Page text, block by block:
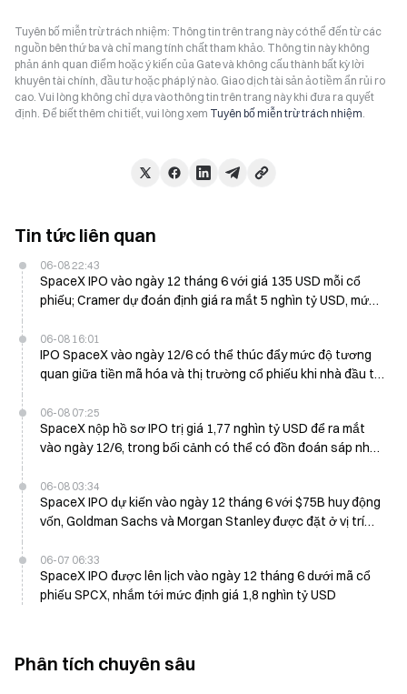
Tuyên bố miễn trừ trách nhiệm: Thông tin trên trang này có thể đến từ các
nguồn bên thứ ba và chỉ mang tính chất tham khảo. Thông tin này không
phản ánh quan điểm hoặc ý kiến của Gate và không cấu thành bất kỳ lời
khuyên tài chính, đầu tư hoặc pháp lý nào. Giao dịch tài sản ảo tiềm ẩn rủi ro
cao. Vui lòng không chỉ dựa vào thông tin trên trang này khi đưa ra quyết
định. Để biết thêm chi tiết, vui lòng xem Tuyên bố miễn trừ trách nhiệm.
Tin tức liên quan
06-08 22:43
SpaceX IPO vào ngày 12 tháng 6 với giá 135 USD mỗi cổ
phiếu; Cramer dự đoán định giá ra mắt 5 nghìn tỷ USD, mức
06-08 16:01
IPO SpaceX vào ngày 12/6 có thể thúc đẩy mức độ tương
quan giữa tiền mã hóa và thị trường cổ phiếu khi nhà đầu tư
06-08 07:25
SpaceX nộp hồ sơ IPO trị giá 1,77 nghìn tỷ USD để ra mắt
vào ngày 12/6, trong bối cảnh có thể có đồn đoán sáp nhập
06-08 03:34
SpaceX IPO dự kiến vào ngày 12 tháng 6 với $75B huy động
vốn, Goldman Sachs và Morgan Stanley được đặt ở vị trí
06-07 06:33
SpaceX IPO được lên lịch vào ngày 12 tháng 6 dưới mã cổ
phiếu SPCX, nhắm tới mức định giá 1,8 nghìn tỷ USD
Phân tích chuyên sâu